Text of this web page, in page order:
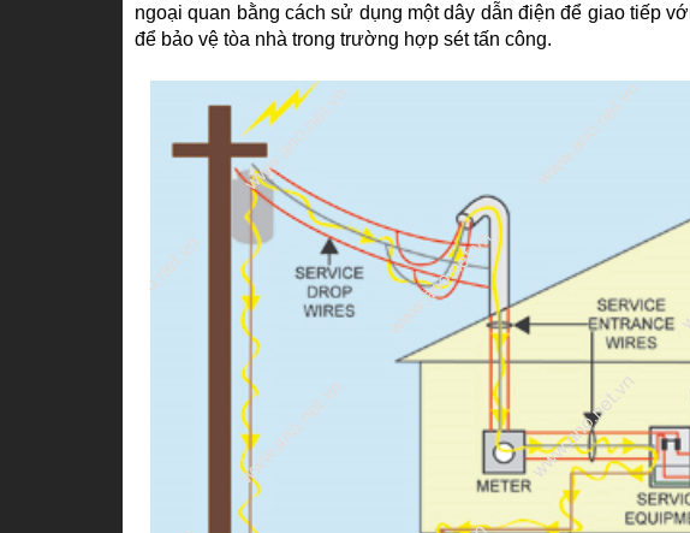
ngoại quan bằng cách sử dụng một dây dẫn điện để giao tiếp
để bảo vệ tòa nhà trong trường hợp sét tấn công.